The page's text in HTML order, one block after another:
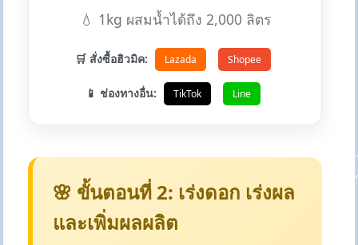
💧 1kg ผสมน้ำได้ถึง 2,000 ลิตร
🛒 สั่งซื้อฮิวมิค: Lazada Shopee
📱 ช่องทางอื่น: TikTok Line
🌸 ขั้นตอนที่ 2: เร่งดอก เร่งผล
และเพิ่มผลผลิต